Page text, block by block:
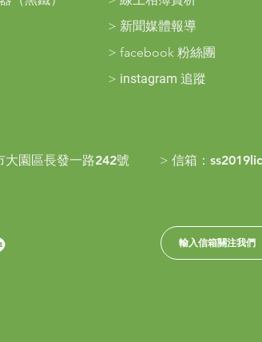
> 新聞媒體報導
> facebook 粉絲團
> instagram 追蹤
大園區長發一路242號 > 信箱：